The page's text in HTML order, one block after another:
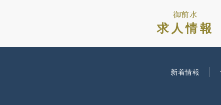
御前水
求人情報
新着情報